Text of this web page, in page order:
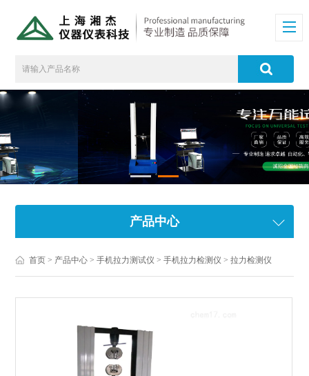
产品中心
首页 > 产品中心 >手机拉力测试仪 >手机拉力检测仪 > 拉力检测仪